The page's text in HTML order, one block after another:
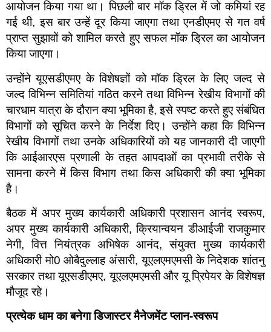
आयोजन किया गया था। पिछली बार मॉक ड्रिल में जो कमियां रह
गई थी, इस बार उन्हें दूर किया जाएगा तथा एनडीएमए से गत वर्ष
प्राप्त सुझावों को शामिल करते हुए सफल मॉक ड्रिल का आयोजन
किया जाएगा।
उन्होंने यूएसडीएमए के विशेषज्ञों को मॉक ड्रिल के लिए जल्द से
जल्द विभिन्न समितियां गठित करने तथा विभिन्न रेखीय विभागों की
चारधाम यात्रा के दौरान क्या भूमिका है, इसे स्पष्ट करते हुए संबंधित
विभागों को सूचित करने के निर्देश दिए। उन्होंने कहा कि विभिन्न
रेखीय विभागों तथा उनके अधिकारियों को यह जानकारी दी जाएगी
कि आईआरएस प्रणाली के तहत आपदाओं का प्रभावी तरीके से
सामना करने में किस विभाग तथा किस अधिकारी की क्या भूमिका
है।
बैठक में अपर मुख्य कार्यकारी अधिकारी प्रशासन आनंद स्वरूप,
अपर मुख्य कार्यकारी अधिकारी, क्रियान्वयन डीआईजी राजकुमार
नेगी, वित्त नियंत्रक अभिषेक आनंद, संयुक्त मुख्य कार्यकारी
अधिकारी मो0 ओबैदुल्लाह अंसारी, यूएलएमएमसी के निदेशक शांतनु
सरकार तथा यूएसडीएमए, यूएलएमएमसी और यू प्रिपेयर के विशेषज्ञ
मौजूद रहे।
प्रत्येक धाम का बनेगा डिजास्टर मैनेजमेंट प्लान-स्वरूप